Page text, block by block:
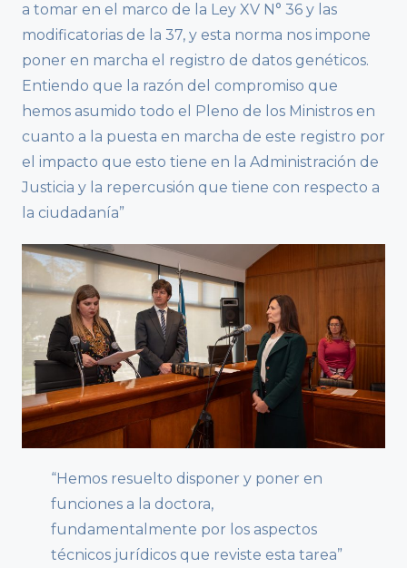
a tomar en el marco de la Ley XV N° 36 y las
modificatorias de la 37, y esta norma nos impone
poner en marcha el registro de datos genéticos.
Entiendo que la razón del compromiso que
hemos asumido todo el Pleno de los Ministros en
cuanto a la puesta en marcha de este registro por
el impacto que esto tiene en la Administración de
Justicia y la repercusión que tiene con respecto a
la ciudadanía”
“Hemos resuelto disponer y poner en
funciones a la doctora,
fundamentalmente por los aspectos
técnicos jurídicos que reviste esta tarea”